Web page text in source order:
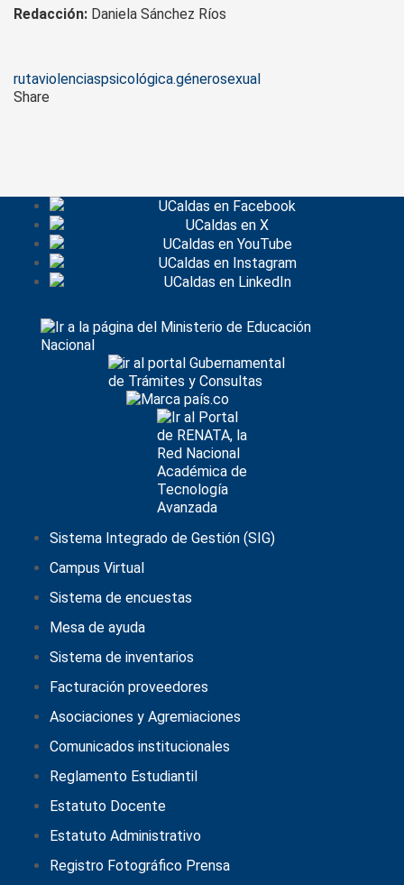
Redacción: Daniela Sánchez Ríos
Tags
rutaviolenciaspsicológica.génerosexual
Share
Sistema Integrado de Gestión (SIG)
Campus Virtual
Sistema de encuestas
Mesa de ayuda
Sistema de inventarios
Facturación proveedores
Asociaciones y Agremiaciones
Comunicados institucionales
Reglamento Estudiantil
Estatuto Docente
Estatuto Administrativo
Registro Fotográfico Prensa